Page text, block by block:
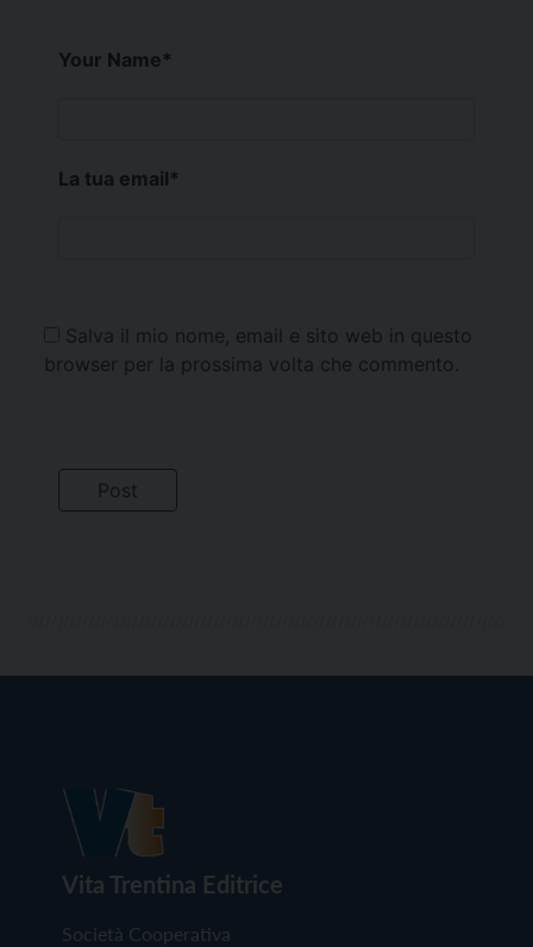
Your Name*
La tua email*
Salva il mio nome, email e sito web in questo
browser per la prossima volta che commento.
Vita Trentina Editrice
Società Cooperativa